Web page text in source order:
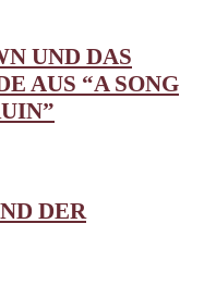
UND DAS
AUS “A SONG
DER